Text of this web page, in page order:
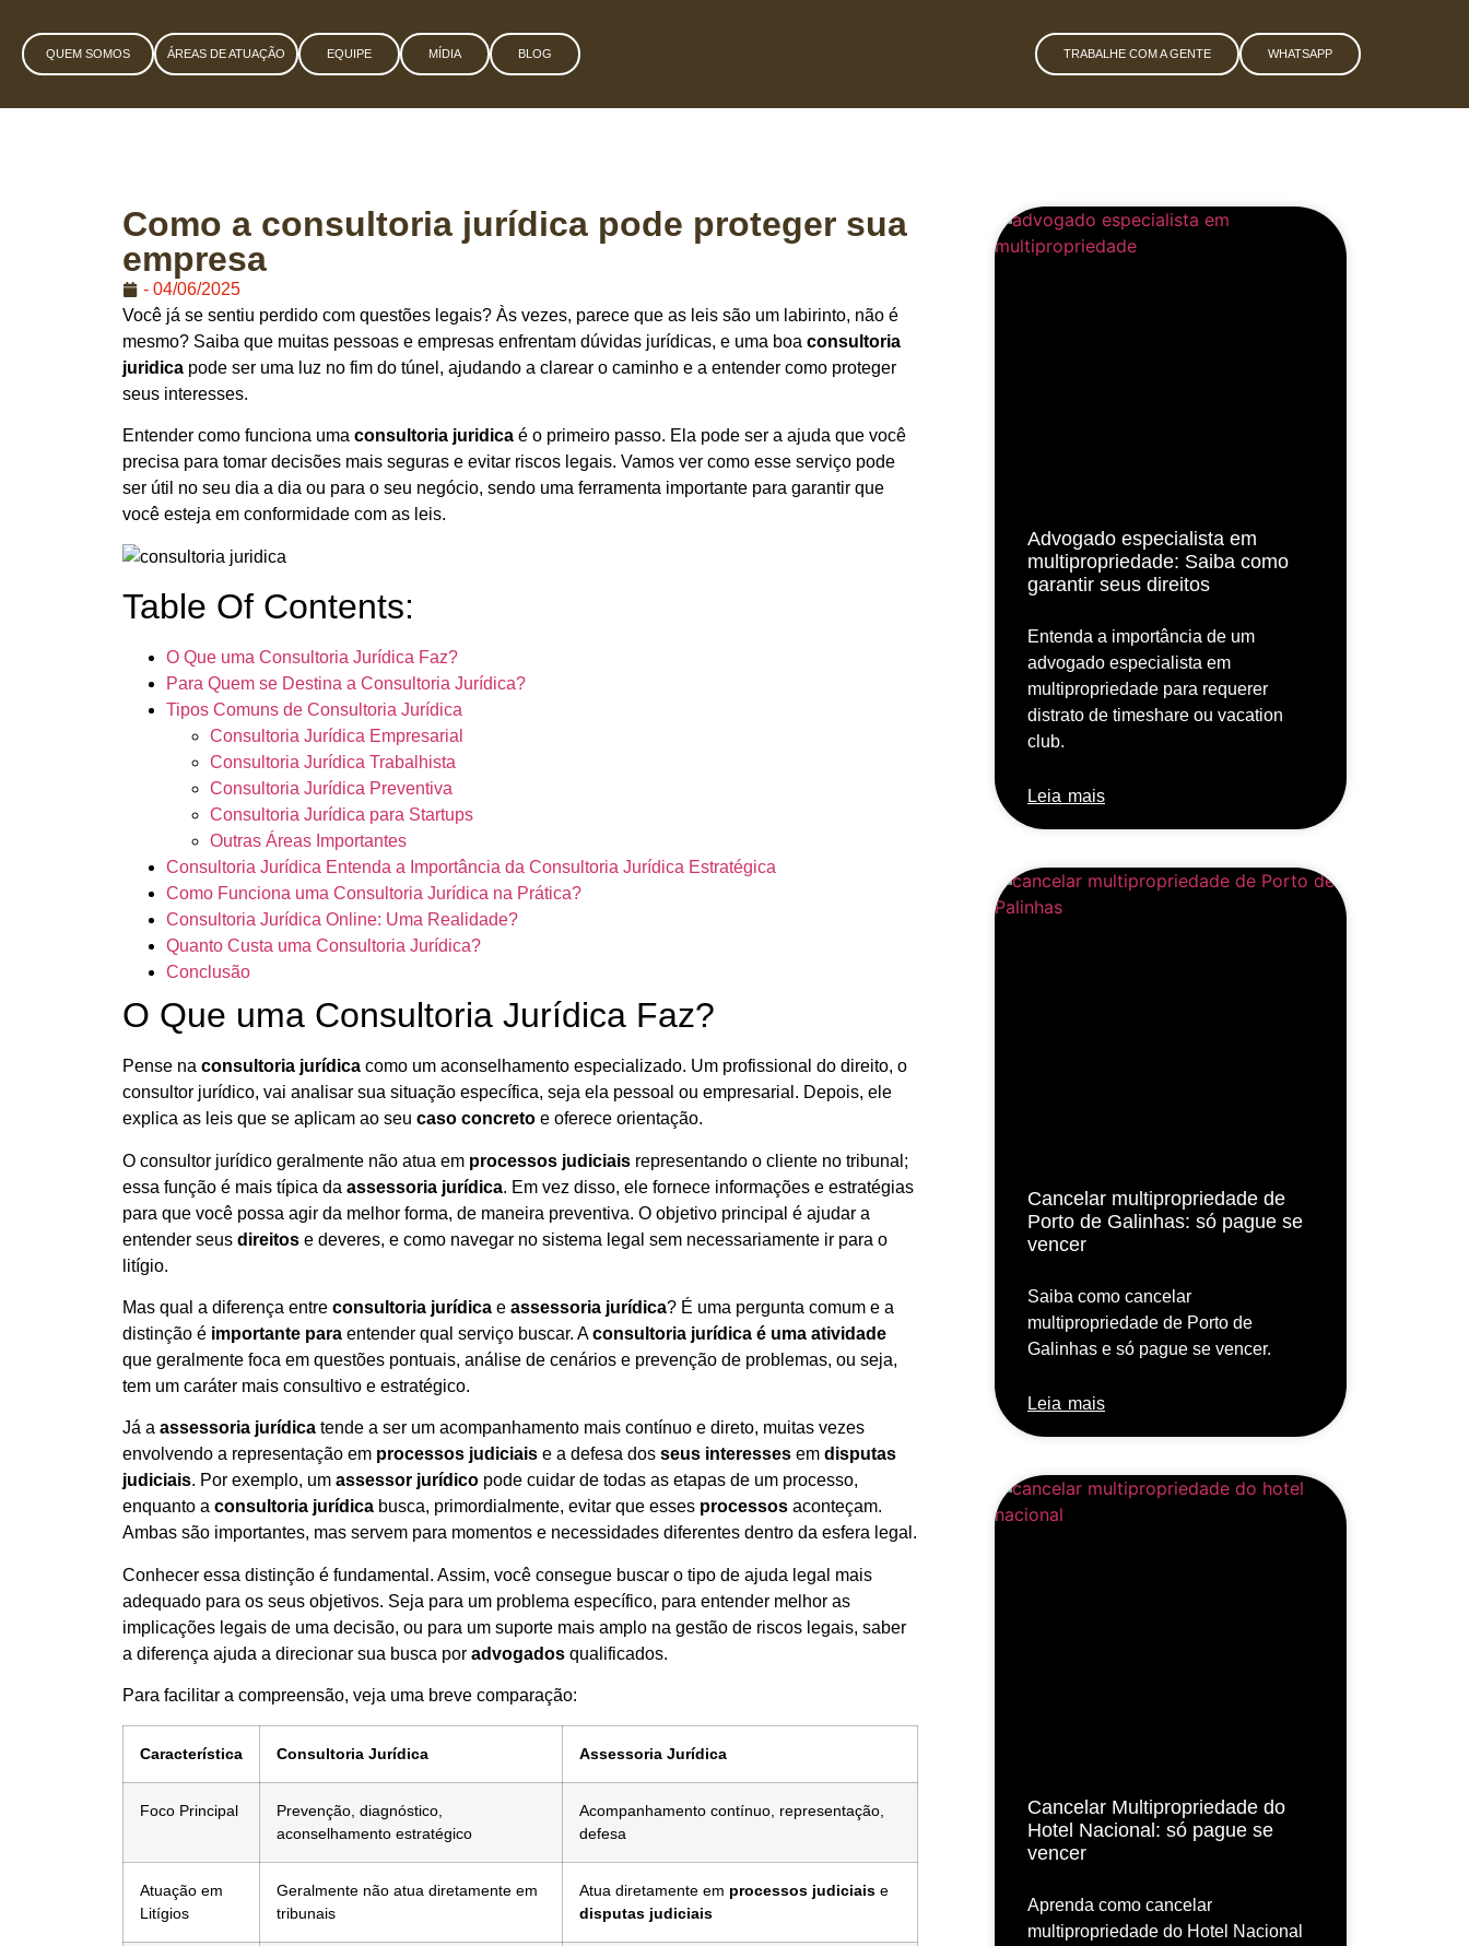
QUEM SOMOS ÁREAS DE ATUAÇÃO EQUIPE MÍDIA BLOG TRABALHE COM A GENTE WHATSAPP
Como a consultoria jurídica pode proteger sua
empresa
- 04/06/2025
Você já se sentiu perdido com questões legais? Às vezes, parece que as leis são um labirinto, não é
mesmo? Saiba que muitas pessoas e empresas enfrentam dúvidas jurídicas, e uma boa consultoria
juridica pode ser uma luz no fim do túnel, ajudando a clarear o caminho e a entender como proteger
seus interesses.
Entender como funciona uma consultoria juridica é o primeiro passo. Ela pode ser a ajuda que você
precisa para tomar decisões mais seguras e evitar riscos legais. Vamos ver como esse serviço pode
ser útil no seu dia a dia ou para o seu negócio, sendo uma ferramenta importante para garantir que
você esteja em conformidade com as leis.
Table Of Contents:
O Que uma Consultoria Jurídica Faz?
Para Quem se Destina a Consultoria Jurídica?
Tipos Comuns de Consultoria Jurídica
Consultoria Jurídica Empresarial
Consultoria Jurídica Trabalhista
Consultoria Jurídica Preventiva
Consultoria Jurídica para Startups
Outras Áreas Importantes
Consultoria Jurídica Entenda a Importância da Consultoria Jurídica Estratégica
Como Funciona uma Consultoria Jurídica na Prática?
Consultoria Jurídica Online: Uma Realidade?
Quanto Custa uma Consultoria Jurídica?
Conclusão
O Que uma Consultoria Jurídica Faz?
Pense na consultoria jurídica como um aconselhamento especializado. Um profissional do direito, o
consultor jurídico, vai analisar sua situação específica, seja ela pessoal ou empresarial. Depois, ele
explica as leis que se aplicam ao seu caso concreto e oferece orientação.
O consultor jurídico geralmente não atua em processos judiciais representando o cliente no tribunal;
essa função é mais típica da assessoria jurídica. Em vez disso, ele fornece informações e estratégias
para que você possa agir da melhor forma, de maneira preventiva. O objetivo principal é ajudar a
entender seus direitos e deveres, e como navegar no sistema legal sem necessariamente ir para o
litígio.
Mas qual a diferença entre consultoria jurídica e assessoria jurídica? É uma pergunta comum e a
distinção é importante para entender qual serviço buscar. Aconsultoria jurídica é uma atividade
que geralmente foca em questões pontuais, análise de cenários e prevenção de problemas, ou seja,
tem um caráter mais consultivo e estratégico.
Já a assessoria jurídica tende a ser um acompanhamento mais contínuo e direto, muitas vezes
envolvendo a representação em processos judiciais e a defesa dos seus interesses em disputas
judiciais. Por exemplo, um assessor jurídico pode cuidar de todas as etapas de um processo,
enquanto a consultoria jurídica busca, primordialmente, evitar que esses processos aconteçam.
Ambas são importantes, mas servem para momentos e necessidades diferentes dentro da esfera legal.
Conhecer essa distinção é fundamental. Assim, você consegue buscar o tipo de ajuda legal mais
adequado para os seus objetivos. Seja para um problema específico, para entender melhor as
implicações legais de uma decisão, ou para um suporte mais amplo na gestão de riscos legais, saber
a diferença ajuda a direcionar sua busca por advogados qualificados.
Para facilitar a compreensão, veja uma breve comparação:
Característica Consultoria Jurídica Assessoria Jurídica
Foco Principal
Prevenção, diagnóstico,
aconselhamento estratégico
Acompanhamento contínuo, representação,
defesa
Atuação em
Litígios
Geralmente não atua diretamente em
tribunais
Atua diretamente em processos judiciais e
disputas judiciais
Advogado especialista em
multipropriedade: Saiba como
garantir seus direitos
Entenda a importância de um
advogado especialista em
multipropriedade para requerer
distrato de timeshare ou vacation
club.
Leia mais
Cancelar multipropriedade de
Porto de Galinhas: só pague se
vencer
Saiba como cancelar
multipropriedade de Porto de
Galinhas e só pague se vencer.
Leia mais
Cancelar Multipropriedade do
Hotel Nacional: só pague se
vencer
Aprenda como cancelar
multipropriedade do Hotel Nacional